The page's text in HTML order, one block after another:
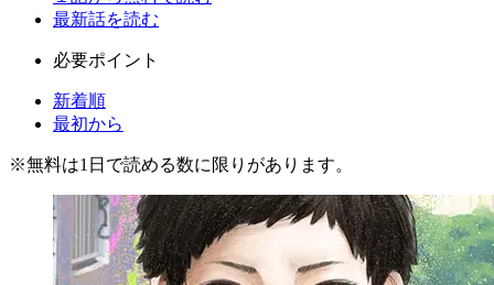
最新話を読む
必要ポイント
新着順
最初から
※無料は1日で読める数に限りがあります。